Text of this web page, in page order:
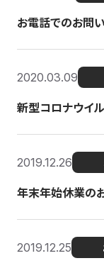
お電話でのお問
2020.03.09
新型コロナウイ
2019.12.26
年末年始休業の
2019.12.25